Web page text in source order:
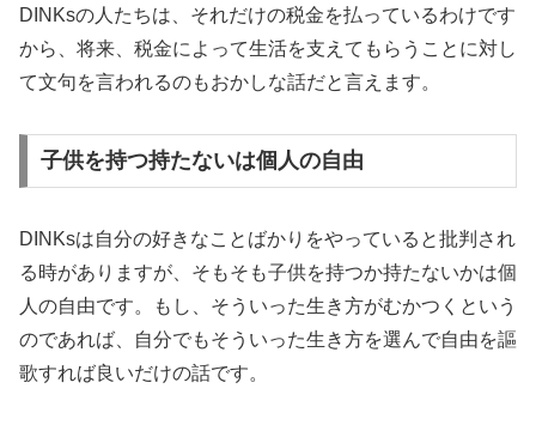
DINKsの人たちは、それだけの税金を払っているわけです
から、将来、税金によって生活を支えてもらうことに対し
て文句を言われるのもおかしな話だと言えます。
子供を持つ持たないは個人の自由
DINKsは自分の好きなことばかりをやっていると批判され
る時がありますが、そもそも子供を持つか持たないかは個
人の自由です。もし、そういった生き方がむかつくという
のであれば、自分でもそういった生き方を選んで自由を謳
歌すれば良いだけの話です。